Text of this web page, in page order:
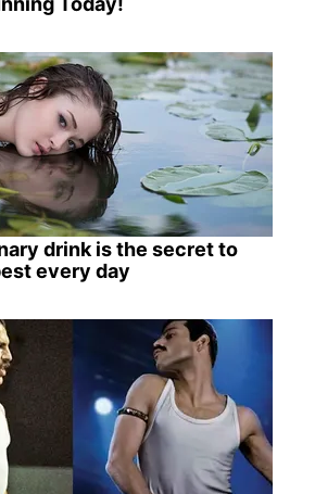
drink is the secret to
every day